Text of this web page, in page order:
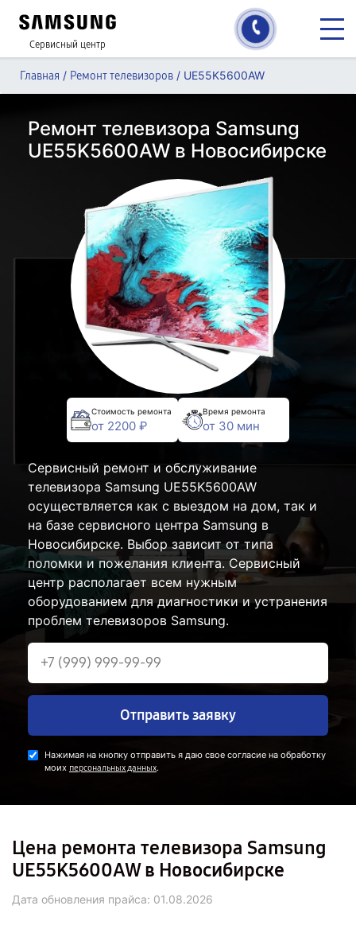
Сервисный центр
Главная / Ремонт телевизоров / UE55K5600AW
Ремонт телевизора Samsung
UE55K5600AW в Новосибирске
Стоимость ремонта
от 2200 ₽
Время ремонта
от 30 мин
Сервисный ремонт и обслуживание
телевизора Samsung UE55K5600AW
осуществляется как с выездом на дом, так и
на базе сервисного центра Samsung в
Новосибирске. Выбор зависит от типа
поломки и пожелания клиента. Сервисный
центр располагает всем нужным
оборудованием для диагностики и устранения
проблем телевизоров Samsung.
Отправить заявку
Нажимая на кнопку отправить я даю свое согласие на обработку
моих персональных данных.
Цена ремонта телевизора Samsung
UE55K5600AW в Новосибирске
Дата обновления прайса: 01.08.2026